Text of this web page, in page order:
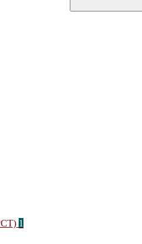
1